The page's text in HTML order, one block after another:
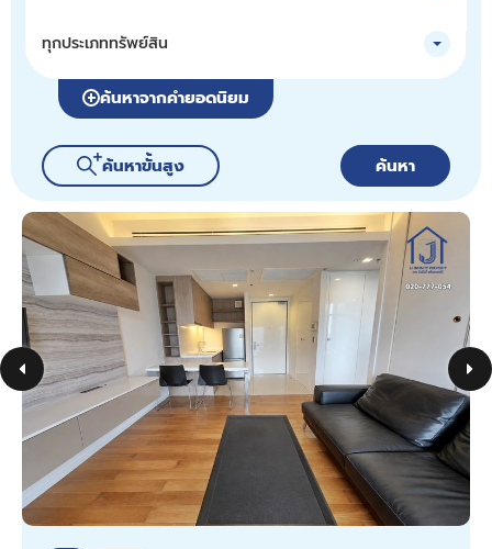
ทุกประเภททรัพย์สิน
ค้นหาจากคำยอดนิยม
ค้นหาขั้นสูง ค้นหา